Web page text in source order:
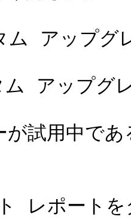
アップグ
ム アップグ
試用中で
レポートを